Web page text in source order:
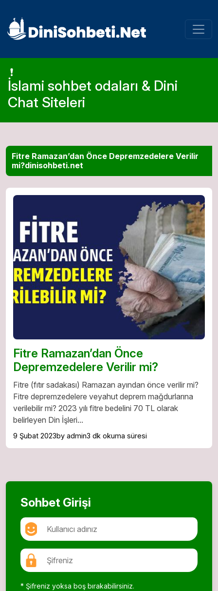
İslami sohbet odaları & Dini
Chat Siteleri
Fitre Ramazan’dan Önce Depremzedelere Verilir
mi?dinisohbeti.net
Fitre Ramazan’dan Önce
Depremzedelere Verilir mi?
Fitre (fıtır sadakası) Ramazan ayından önce verilir mi?
Fitre depremzedelere veyahut deprem mağdurlarına
verilebilir mi? 2023 yılı fitre bedelini 70 TL olarak
belirleyen Din İşleri...
9 Şubat 2023by admin3 dk okuma süresi
Sohbet Girişi
* Şifreniz yoksa boş bırakabilirsiniz.